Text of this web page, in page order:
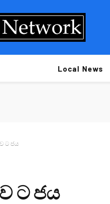
Local News
ට ජය
ට ජය